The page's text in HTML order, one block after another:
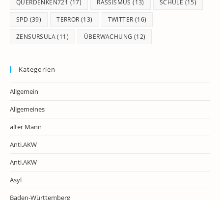
QUERDENKEN721 (17) RASSISMUS (13) SCHULE (15)
SPD (39) TERROR (13) TWITTER (16)
ZENSURSULA(11) ÜBERWACHUNG (12)
Kategorien
Allgemein
Allgemeines
alter Mann
Anti.AKW
Anti.AKW
Asyl
Baden-Württemberg